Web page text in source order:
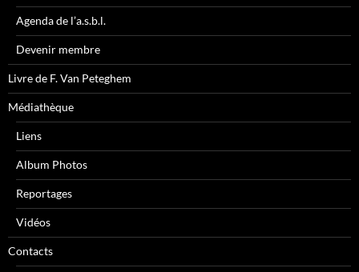
Agenda de l’a.s.b.l.
Devenir membre
Livre de F. Van Peteghem
Médiathèque
Liens
Album Photos
Reportages
Vidéos
Contacts